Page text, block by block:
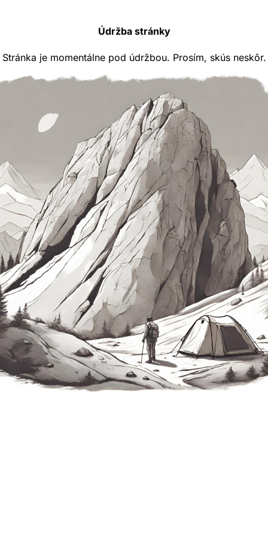
Údržba stránky
Stránka je momentálne pod údržbou. Prosím, skús neskôr.